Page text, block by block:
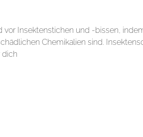
Insektenstichen und -bissen,
Chemikalien sind.
dich